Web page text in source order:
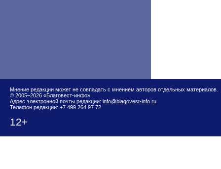
Мнение редакции может не совпадать с мнением авторов отдельных материалов.
© 2005–2026 «Благовест-инфо»
Адрес электронной почты редакции: info@blagovest-info.ru
Телефон редакции: +7 499 264 97 72
12+